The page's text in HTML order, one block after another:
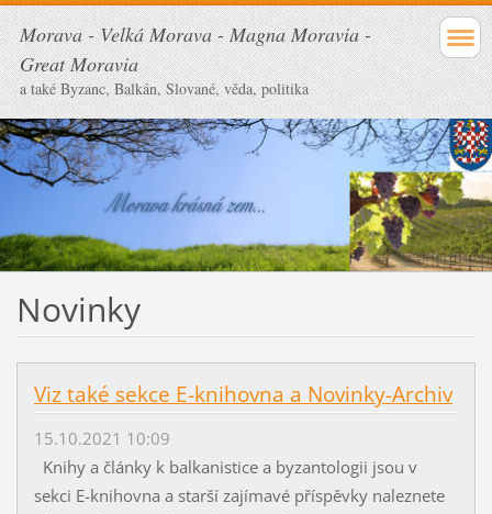
Morava - Velká Morava - Magna Moravia -
Great Moravia
a také Byzanc, Balkán, Slované, věda, politika
Novinky
Viz také sekce E-knihovna a Novinky-Archiv
15.10.2021 10:09
Knihy a články k balkanistice a byzantologii jsou v
sekci E-knihovna a starší zajímavé příspěvky naleznete